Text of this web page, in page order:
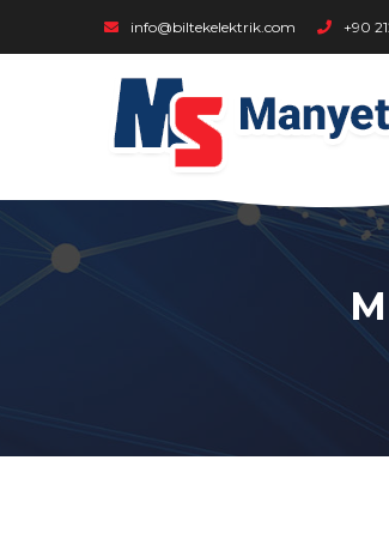
Buraya Tıklayıp Ulaşabilirsiniz - MPM -
info@biltekelektrik.com +90